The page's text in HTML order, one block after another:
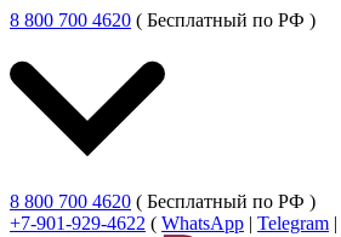
8 800 700 4620 ( Бесплатный по РФ )
8 800 700 4620 ( Бесплатный по РФ )
+7-901-929-4622 ( WhatsApp | Telegram |